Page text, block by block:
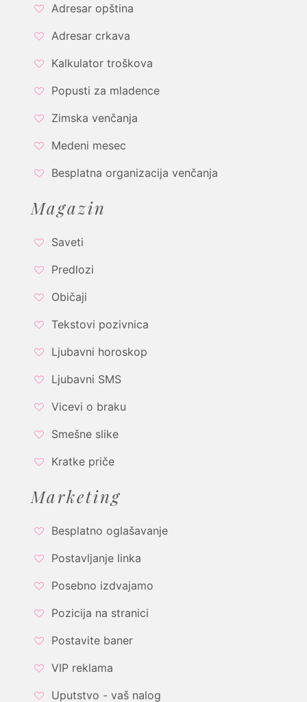
Adresar opština
Adresar crkava
Kalkulator troškova
Popusti za mladence
Zimska venčanja
Medeni mesec
Besplatna organizacija venčanja
Magazin
Saveti
Predlozi
Običaji
Tekstovi pozivnica
Ljubavni horoskop
Ljubavni SMS
Vicevi o braku
Smešne slike
Kratke priče
Marketing
Besplatno oglašavanje
Postavljanje linka
Posebno izdvajamo
Pozicija na stranici
Postavite baner
VIP reklama
Uputstvo - vaš nalog